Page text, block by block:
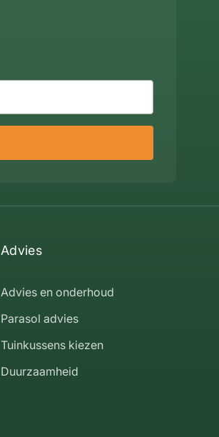
Advies
Advies en onderhoud
Parasol advies
Tuinkussens kiezen
Duurzaamheid